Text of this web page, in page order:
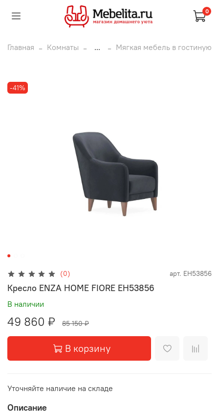
0
Главная Комнаты ... Мягкая мебель в гостиную
-41%
(0) арт. EH53856
Кресло ENZA HOME FIORE EH53856
В наличии
49 860 ₽ 85 150 ₽
В корзину
Уточняйте наличие на складе
Описание